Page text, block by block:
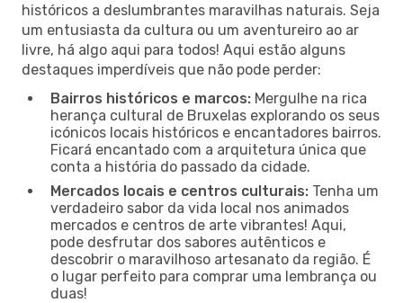
históricos a deslumbrantes maravilhas naturais. Seja
um entusiasta da cultura ou um aventureiro ao ar
livre, há algo aqui para todos! Aqui estão alguns
destaques imperdíveis que não pode perder:
Bairros históricos e marcos: Mergulhe na rica
herança cultural de Bruxelas explorando os seus
icónicos locais históricos e encantadores bairros.
Ficará encantado com a arquitetura única que
conta a história do passado da cidade.
Mercados locais e centros culturais: Tenha um
verdadeiro sabor da vida local nos animados
mercados e centros de arte vibrantes! Aqui,
pode desfrutar dos sabores autênticos e
descobrir o maravilhoso artesanato da região. É
o lugar perfeito para comprar uma lembrança ou
duas!